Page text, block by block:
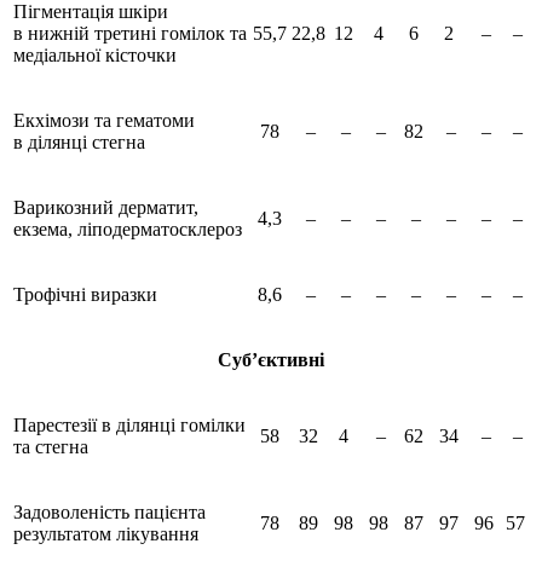
Пігментація шкіри
в нижній третині гомілок та
медіальної кісточки
55,7 22,8 12 4 6 2 – –
Екхімози та гематоми
в ділянці стегна
78 – – – 82 – – –
Варикозний дерматит,
екзема, ліподерматосклероз
4,3 – – – – – – –
Трофічні виразки 8,6 – – – – – – –
Суб’єктивні
Парестезії в ділянці гомілки
та стегна
58 32 4 – 62 34 – –
Задоволеність пацієнта
результатом лікування
78 89 98 98 87 97 96 57